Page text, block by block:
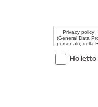
Ho letto